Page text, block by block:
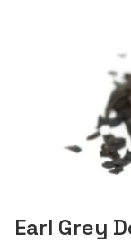
Earl Grey